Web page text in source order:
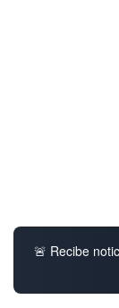
🚨 Recibe